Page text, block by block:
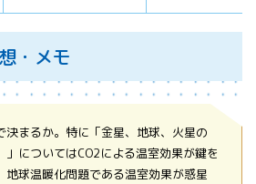
・メモ
決まるか。特に「金星、地球、火星の
」についてはCO2による温室効果が鍵を
地球温暖化問題である温室効果が惑星